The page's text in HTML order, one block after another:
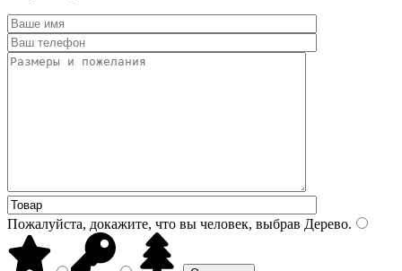
Пожалуйста, докажите, что вы человек, выбрав Дерево.